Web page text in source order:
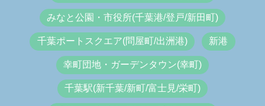
みなと公園・市役所(千葉港/登戸/新田町)
千葉ポートスクエア(問屋町/出洲港) 新港
幸町団地・ガーデンタウン(幸町)
千葉駅(新千葉/新町/富士見/栄町)